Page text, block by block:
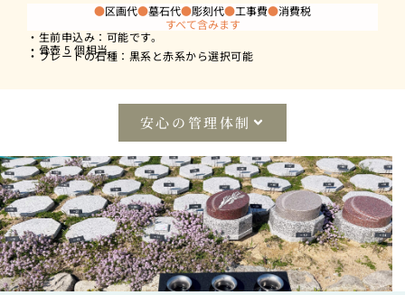
●区画代●墓石代●彫刻代●工事費●消費税
すべて含みます
・生前申込み：可能です。
・骨壺 5 個相当
・プレートの石種：黒系と赤系から選択可能
安心の管理体制